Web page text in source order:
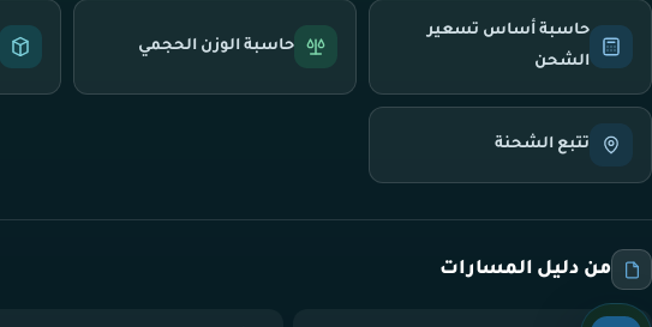
حاسبة أساس تسعير
الشحن
حاسبة الوزن الحجمي
تتبع الشحنة
من دليل المسارات